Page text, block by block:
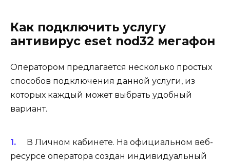
Как подключить услугу
антивирус eset nod32 мегафон
Оператором предлагается несколько простых
способов подключения данной услуги, из
которых каждый может выбрать удобный
вариант.
В Личном кабинете. На официальном веб-
ресурсе оператора создан индивидуальный